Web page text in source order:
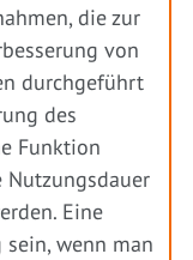
die zur
von
durchgeführt
des
Funktion
Eine
wenn man